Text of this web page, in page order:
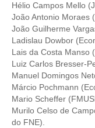
Hélio Campos Mello
João Antonio Moraes
João Guilherme
Ladislau Dowbor
Lais da Costa Manso
Luiz Carlos Bresser-
Manuel Domingos
Márcio Pochmann
Mario Scheffer
Murilo Celso de
do FNE).